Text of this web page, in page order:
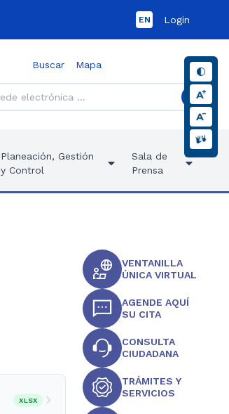
EN Login
Buscar Mapa
Planeación, Gestión
y Control
Sala de
Prensa
XLSX
VENTANILLA
ÚNICA VIRTUAL
AGENDE AQUÍ
SU CITA
CONSULTA
CIUDADANA
TRÁMITES Y
SERVICIOS